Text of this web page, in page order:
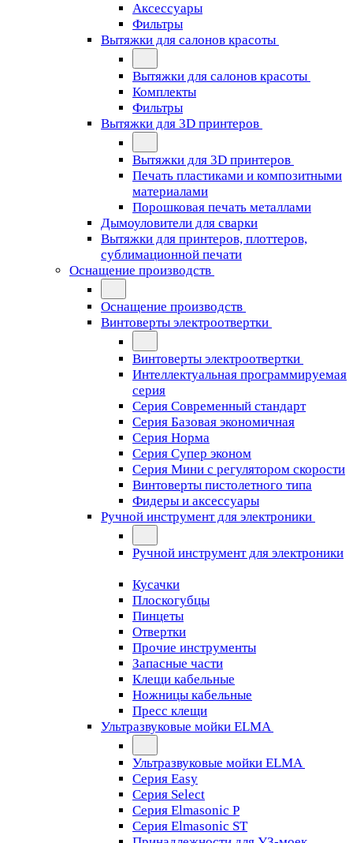
Аксессуары
Фильтры
Вытяжки для салонов красоты
Вытяжки для салонов красоты
Комплекты
Фильтры
Вытяжки для 3D принтеров
Вытяжки для 3D принтеров
Печать пластиками и композитными
материалами
Порошковая печать металлами
Дымоуловители для сварки
Вытяжки для принтеров, плоттеров,
сублимационной печати
Оснащение производств
Оснащение производств
Винтоверты электроотвертки
Винтоверты электроотвертки
Интеллектуальная программируемая
серия
Серия Современный стандарт
Серия Базовая экономичная
Серия Норма
Серия Cупер эконом
Серия Мини с регулятором скорости
Винтоверты пистолетного типа
Фидеры и аксессуары
Ручной инструмент для электроники
Ручной инструмент для электроники
Кусачки
Плоскогубцы
Пинцеты
Отвертки
Прочие инструменты
Запасные части
Клещи кабельные
Ножницы кабельные
Пресс клещи
Ультразвуковые мойки ELMA
Ультразвуковые мойки ELMA
Серия Easy
Серия Select
Серия Elmasonic P
Серия Elmasonic ST